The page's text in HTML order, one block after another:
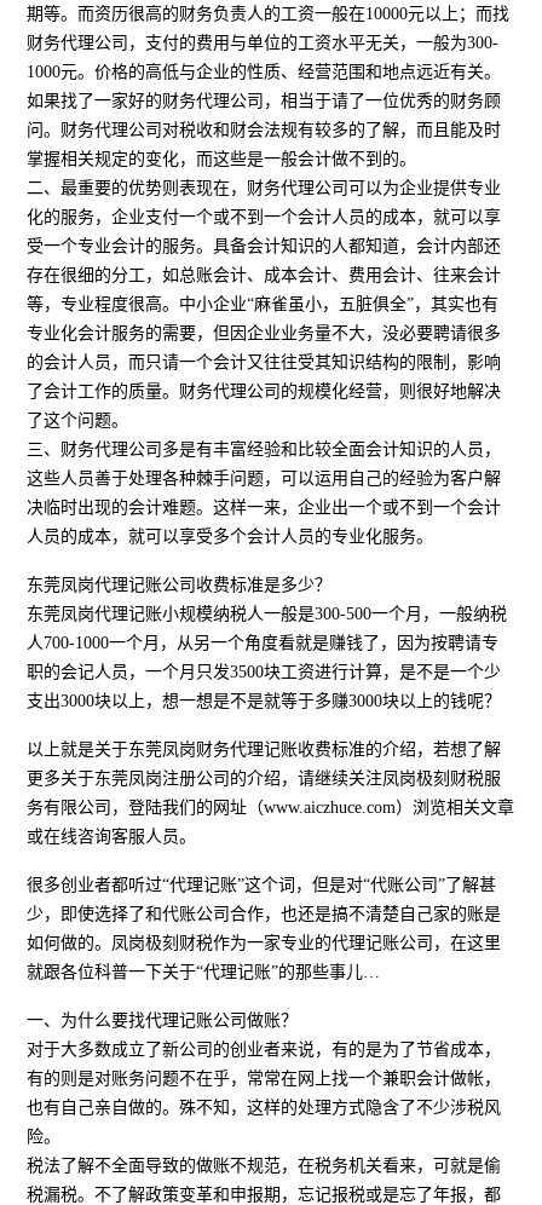
期等。而资历很高的财务负责人的工资一般在10000元以上；而找
财务代理公司，支付的费用与单位的工资水平无关，一般为300-
1000元。价格的高低与企业的性质、经营范围和地点远近有关。
如果找了一家好的财务代理公司，相当于请了一位优秀的财务顾
问。财务代理公司对税收和财会法规有较多的了解，而且能及时
掌握相关规定的变化，而这些是一般会计做不到的。
二、最重要的优势则表现在，财务代理公司可以为企业提供专业
化的服务，企业支付一个或不到一个会计人员的成本，就可以享
受一个专业会计的服务。具备会计知识的人都知道，会计内部还
存在很细的分工，如总账会计、成本会计、费用会计、往来会计
等，专业程度很高。中小企业“麻雀虽小，五脏俱全”，其实也有
专业化会计服务的需要，但因企业业务量不大，没必要聘请很多
的会计人员，而只请一个会计又往往受其知识结构的限制，影响
了会计工作的质量。财务代理公司的规模化经营，则很好地解决
了这个问题。
三、财务代理公司多是有丰富经验和比较全面会计知识的人员，
这些人员善于处理各种棘手问题，可以运用自己的经验为客户解
决临时出现的会计难题。这样一来，企业出一个或不到一个会计
人员的成本，就可以享受多个会计人员的专业化服务。
东莞凤岗代理记账公司收费标准是多少？
东莞凤岗代理记账小规模纳税人一般是300-500一个月，一般纳税
人700-1000一个月，从另一个角度看就是赚钱了，因为按聘请专
职的会记人员，一个月只发3500块工资进行计算，是不是一个少
支出3000块以上，想一想是不是就等于多赚3000块以上的钱呢？
以上就是关于东莞凤岗财务代理记账收费标准的介绍，若想了解
更多关于东莞凤岗注册公司的介绍，请继续关注凤岗极刻财税服
务有限公司，登陆我们的网址（www.aiczhuce.com）浏览相关文章
或在线咨询客服人员。
很多创业者都听过“代理记账”这个词，但是对“代账公司”了解甚
少，即使选择了和代账公司合作，也还是搞不清楚自己家的账是
如何做的。凤岗极刻财税作为一家专业的代理记账公司，在这里
就跟各位科普一下关于“代理记账”的那些事儿…
一、为什么要找代理记账公司做账？
对于大多数成立了新公司的创业者来说，有的是为了节省成本，
有的则是对账务问题不在乎，常常在网上找一个兼职会计做帐，
也有自己亲自做的。殊不知，这样的处理方式隐含了不少涉税风
险。
税法了解不全面导致的做账不规范，在税务机关看来，可就是偷
税漏税。不了解政策变革和申报期，忘记报税或是忘了年报，都